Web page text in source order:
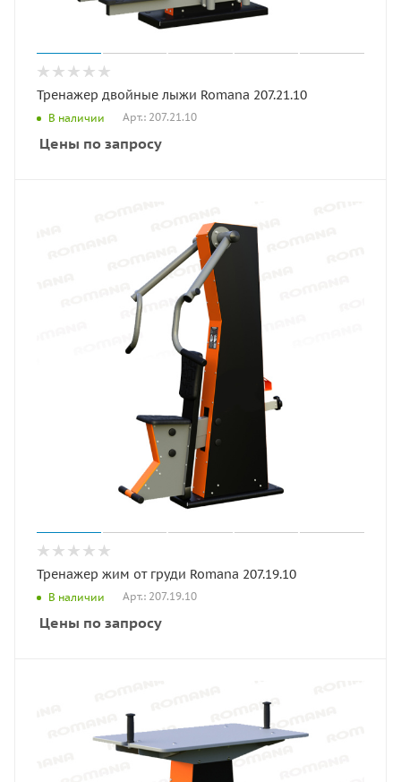
Тренажер двойные лыжи Romana 207.21.10
В наличии Арт.: 207.21.10
Цены по запросу
Тренажер жим от груди Romana 207.19.10
В наличии Арт.: 207.19.10
Цены по запросу